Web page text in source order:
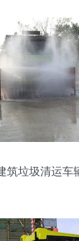
筑垃圾清运车